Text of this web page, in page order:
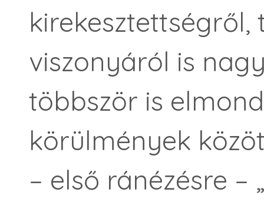
viszonyáról is
többször is
körülmények
– első ránézésre –